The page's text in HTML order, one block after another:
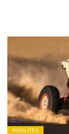
INSOLITES